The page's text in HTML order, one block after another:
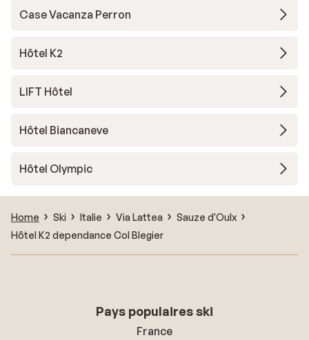
Case Vacanza Perron
Hôtel K2
LIFT Hôtel
Hôtel Biancaneve
Hôtel Olympic
Home Ski Italie Via Lattea
Sauze d'Oulx
Hôtel K2 dependance Col Blegier
Pays populaires ski
France